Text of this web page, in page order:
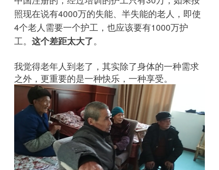
照现在说有4000万的失能、半失能的老人，即使
4个老人需要一个护工，也应该要有1000万护
工。这个差距太大了。
我觉得老年人到老了，其实除了身体的一种需求
之外，更重要的是一种快乐，一种享受。